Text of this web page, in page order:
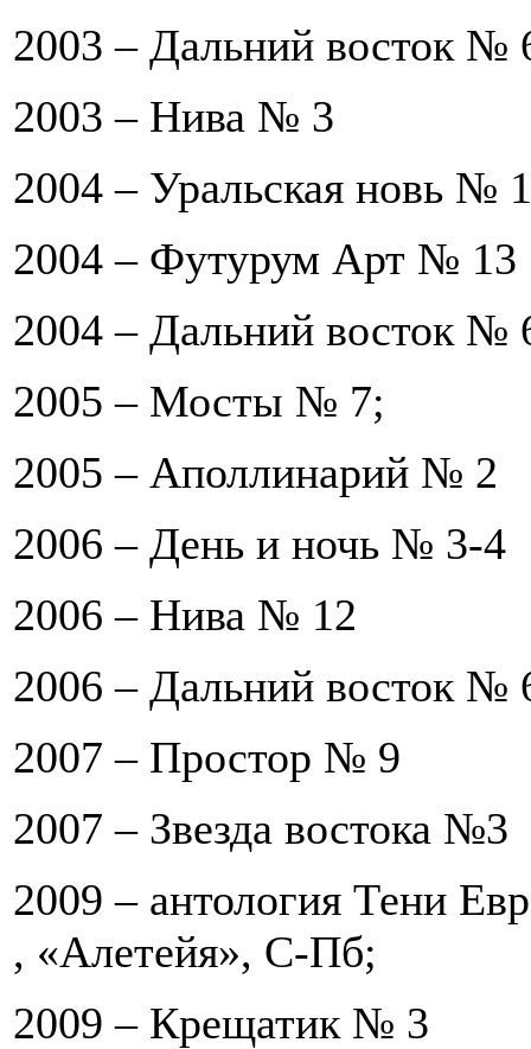
2003 – Дальний восток №
2003 – Нива № 3
2004 – Уральская новь №
2004 – Футурум Арт № 13
2004 – Дальний восток №
2005 – Мосты № 7;
2005 – Аполлинарий № 2
2006 – День и ночь № 3-4
2006 – Нива № 12
2006 – Дальний восток №
2007 – Простор № 9
2007 – Звезда востока №3
2009 – антология Тени
, «Алетейя», С-Пб;
2009 –Крещатик № 3